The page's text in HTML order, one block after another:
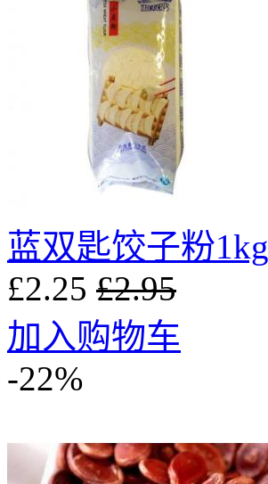
蓝双匙饺子粉1kg
£2.25 £2.95
加入购物车
-22%